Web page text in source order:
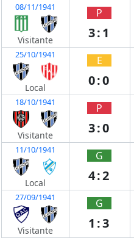
08/11/1941
Visitante
P
3:1
25/10/1941
Local
E
0:0
18/10/1941
Visitante
P
3:0
11/10/1941
Local
G
4:2
27/09/1941
Visitante
G
1:3